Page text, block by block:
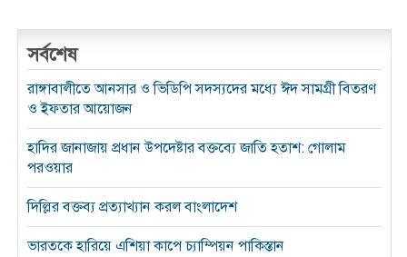
সর্বশেষ
রাঙ্গাবালীতে আনসার ও ভিডিপি সদস্যদের মধ্যে ঈদ সামগ্রী বিতরণ
ও ইফতার আয়োজন
হাদির জানাজায় প্রধান উপদেষ্টার বক্তব্যে জাতি হতাশ: গোলাম
পরওয়ার
দিল্লির বক্তব্য প্রত্যাখ্যান করল বাংলাদেশ
ভারতকে হারিয়ে এশিয়া কাপে চ্যাম্পিয়ন পাকিস্তান